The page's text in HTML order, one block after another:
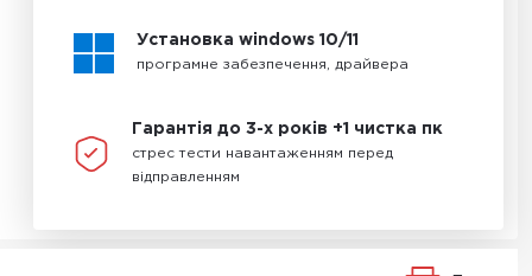
Установка windows 10/11
програмне забезпечення, драйвера
Гарантія до 3-х років +1 чистка пк
стрес тести навантаженням перед
відправленням